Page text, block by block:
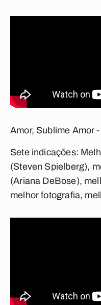
Amor, Sublime Amor
Sete indicações:
(Steven Spielberg),
(Ariana DeBose),
melhor fotografia,